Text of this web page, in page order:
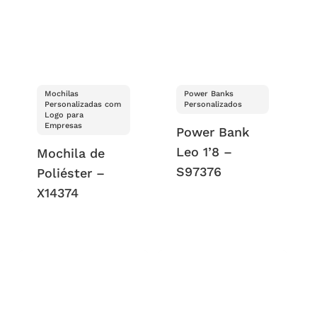
Mochilas
Personalizadas com
Logo para
Empresas
Mochila de
Poliéster –
X14374
Power Banks
Personalizados
Power Bank
Leo 1’8 –
S97376